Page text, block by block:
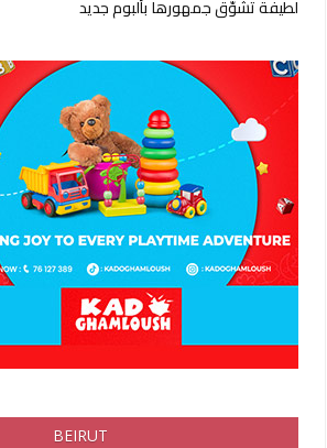
لطيفة تشوّق جمهورها بألبوم جديد
BEIRUT